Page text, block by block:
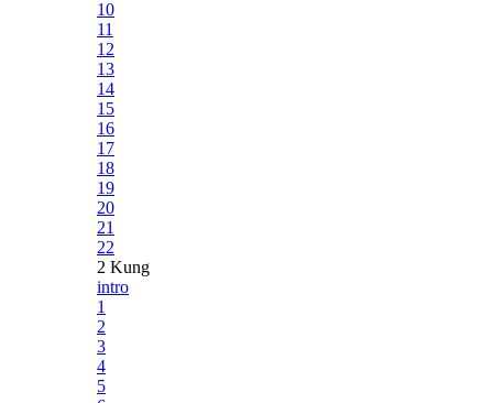
10
11
12
13
14
15
16
17
18
19
20
21
22
2 Kung
intro
1
2
3
4
5